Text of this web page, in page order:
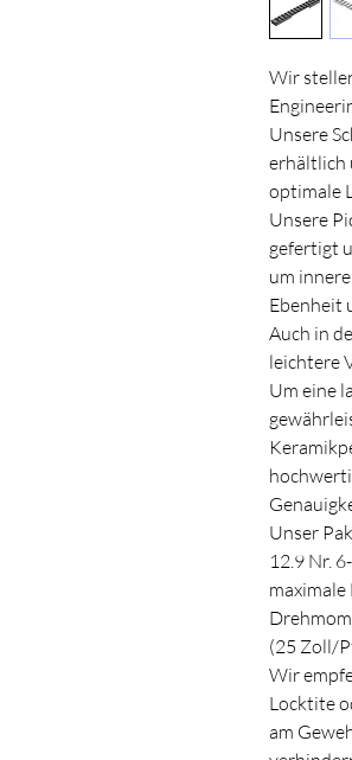
Wir
Unsere
erhältlich
optimale
Unsere
gefertigt
um
Ebenheit
Auch in
leichtere
Um eine
Unser
12.9 Nr.
(25 Zoll/
Wir
Locktite
am